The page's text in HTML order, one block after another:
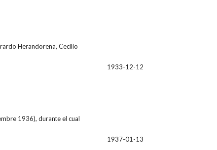
Herandorena, Cecilio
1933-12-12
1936), durante el cual
1937-01-13